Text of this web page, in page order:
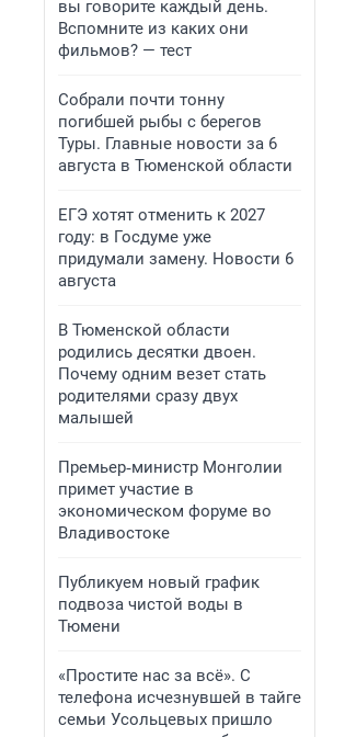
вы говорите каждый день.
Вспомните из каких они
фильмов? — тест
Собрали почти тонну
погибшей рыбы с берегов
Туры. Главные новости за 6
августа в Тюменской области
ЕГЭ хотят отменить к 2027
году: в Госдуме уже
придумали замену. Новости 6
августа
В Тюменской области
родились десятки двоен.
Почему одним везет стать
родителями сразу двух
малышей
Премьер‑министр Монголии
примет участие в
экономическом форуме во
Владивостоке
Публикуем новый график
подвоза чистой воды в
Тюмени
«Простите нас за всё». С
телефона исчезнувшей в тайге
семьи Усольцевых пришло